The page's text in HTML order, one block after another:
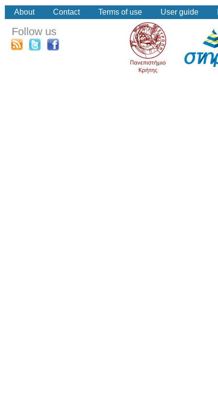
About Contact Terms of use User guide
Follow us